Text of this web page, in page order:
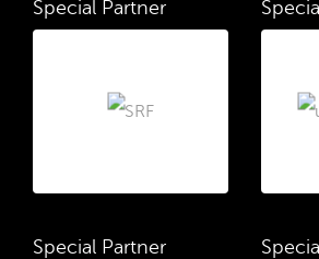
Special Partner
Special Partner